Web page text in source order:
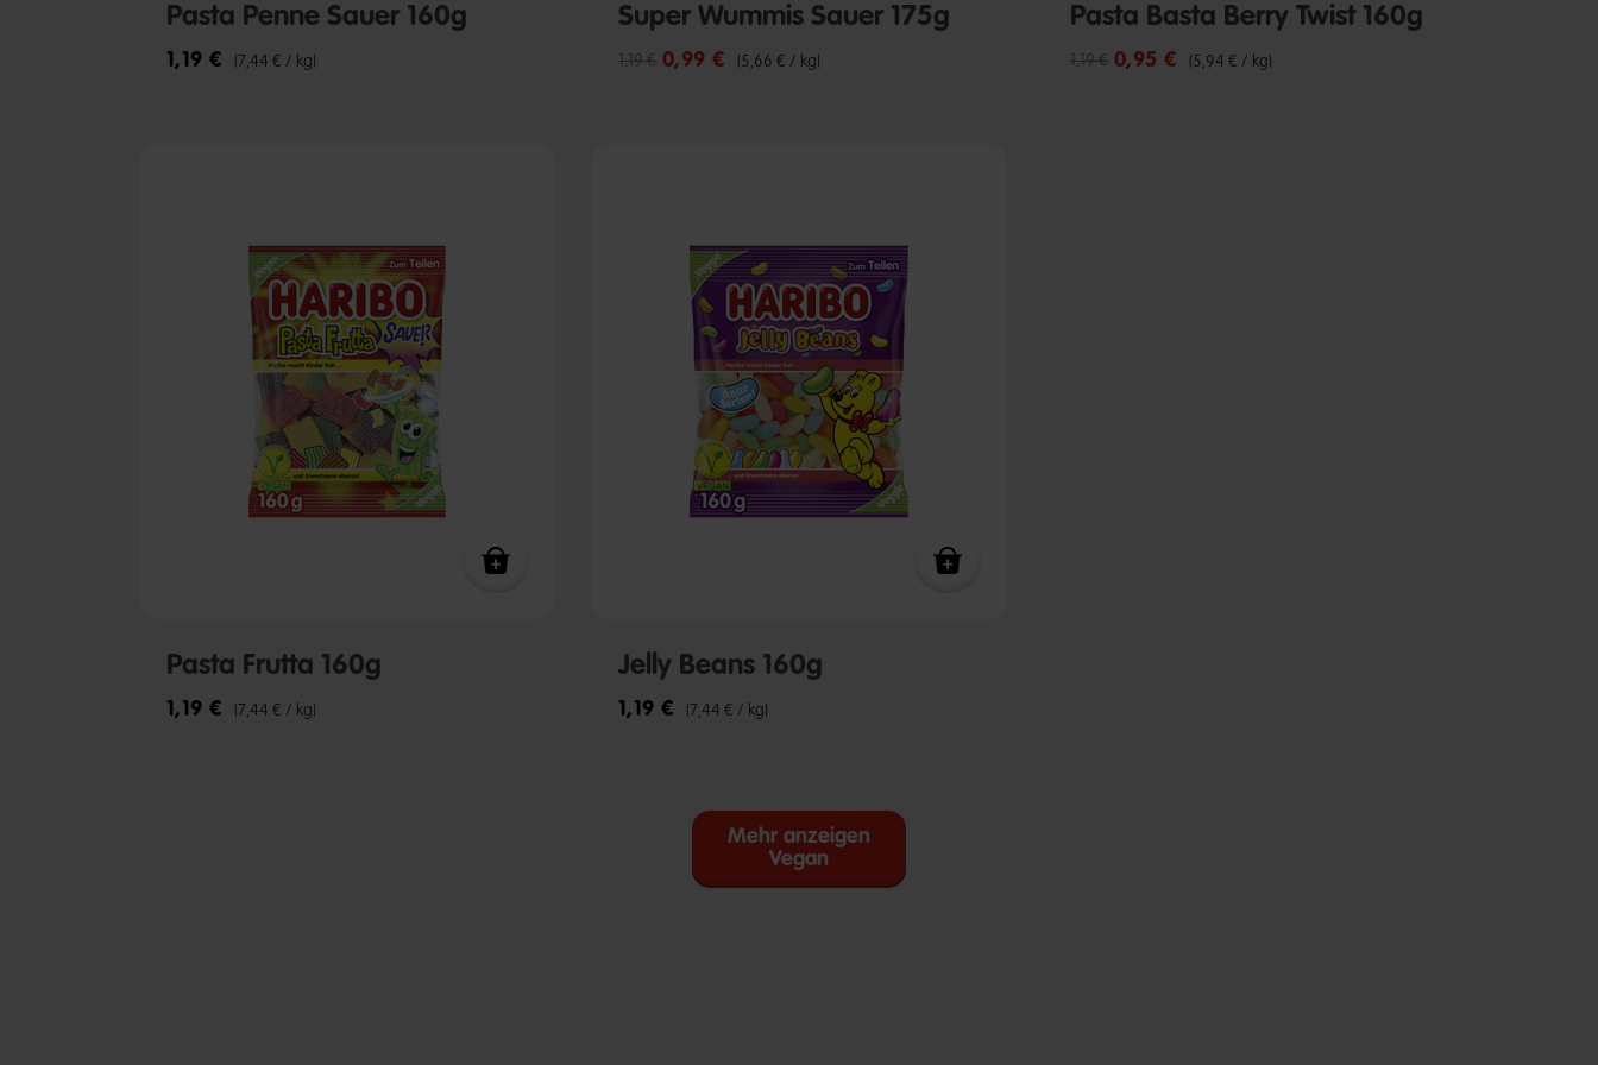
Pasta Penne Sauer 160g
1,19 € (7,44 € / kg)
Super Wummis Sauer 175g
Reduzierter Preis von
1,19 €bis0,99 € (5,66 € / kg)
Pasta Basta Berry Twist 160g
Reduzierter Preis von
1,19 €bis0,95 € (5,94 € / kg)
Pasta Frutta 160g
1,19 € (7,44 € / kg)
Jelly Beans 160g
1,19 € (7,44 € / kg)
Mehr anzeigen
Vegan